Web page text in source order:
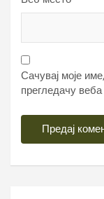
Сачувај моје
прегледачу